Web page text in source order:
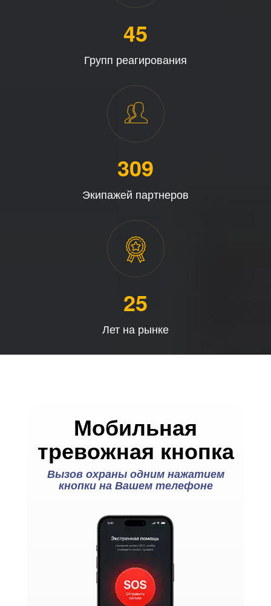
45
Групп реагирования
313
Экипажей партнеров
25
Лет на рынке
Мобильная
тревожная кнопка
Вызов охраны одним нажатием
кнопки на Вашем телефоне